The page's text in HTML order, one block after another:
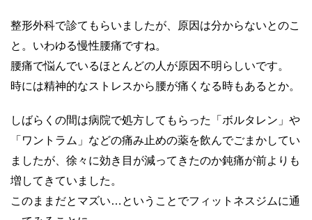
整形外科で診てもらいましたが、原因は分からないとのこ
と。いわゆる慢性腰痛ですね。
腰痛で悩んでいるほとんどの人が原因不明らしいです。
時には精神的なストレスから腰が痛くなる時もあるとか。
しばらくの間は病院で処方してもらった「ボルタレン」や
「ワントラム」などの痛み止めの薬を飲んでごまかしてい
ましたが、徐々に効き目が減ってきたのか鈍痛が前よりも
増してきていました。
このままだとマズい…ということでフィットネスジムに通